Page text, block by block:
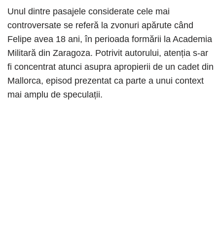
Unul dintre pasajele considerate cele mai
controversate se referă la zvonuri apărute când
Felipe avea 18 ani, în perioada formării la Academia
Militară din Zaragoza. Potrivit autorului, atenția s-ar
fi concentrat atunci asupra apropierii de un cadet din
Mallorca, episod prezentat ca parte a unui context
mai amplu de speculații.